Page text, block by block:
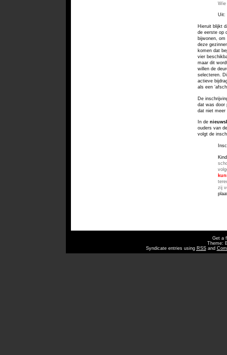
Wie
Uit:
Hieruit blijkt
de eerste op
bijwonen,
deze
komen dat
vier
maar dit
willen de
selecteren.
actieve
als een
De
dat was door
dat niet meer
In de
ouders van
volgt de
zij
Get a
Theme:
Syndicate entries using RSSand